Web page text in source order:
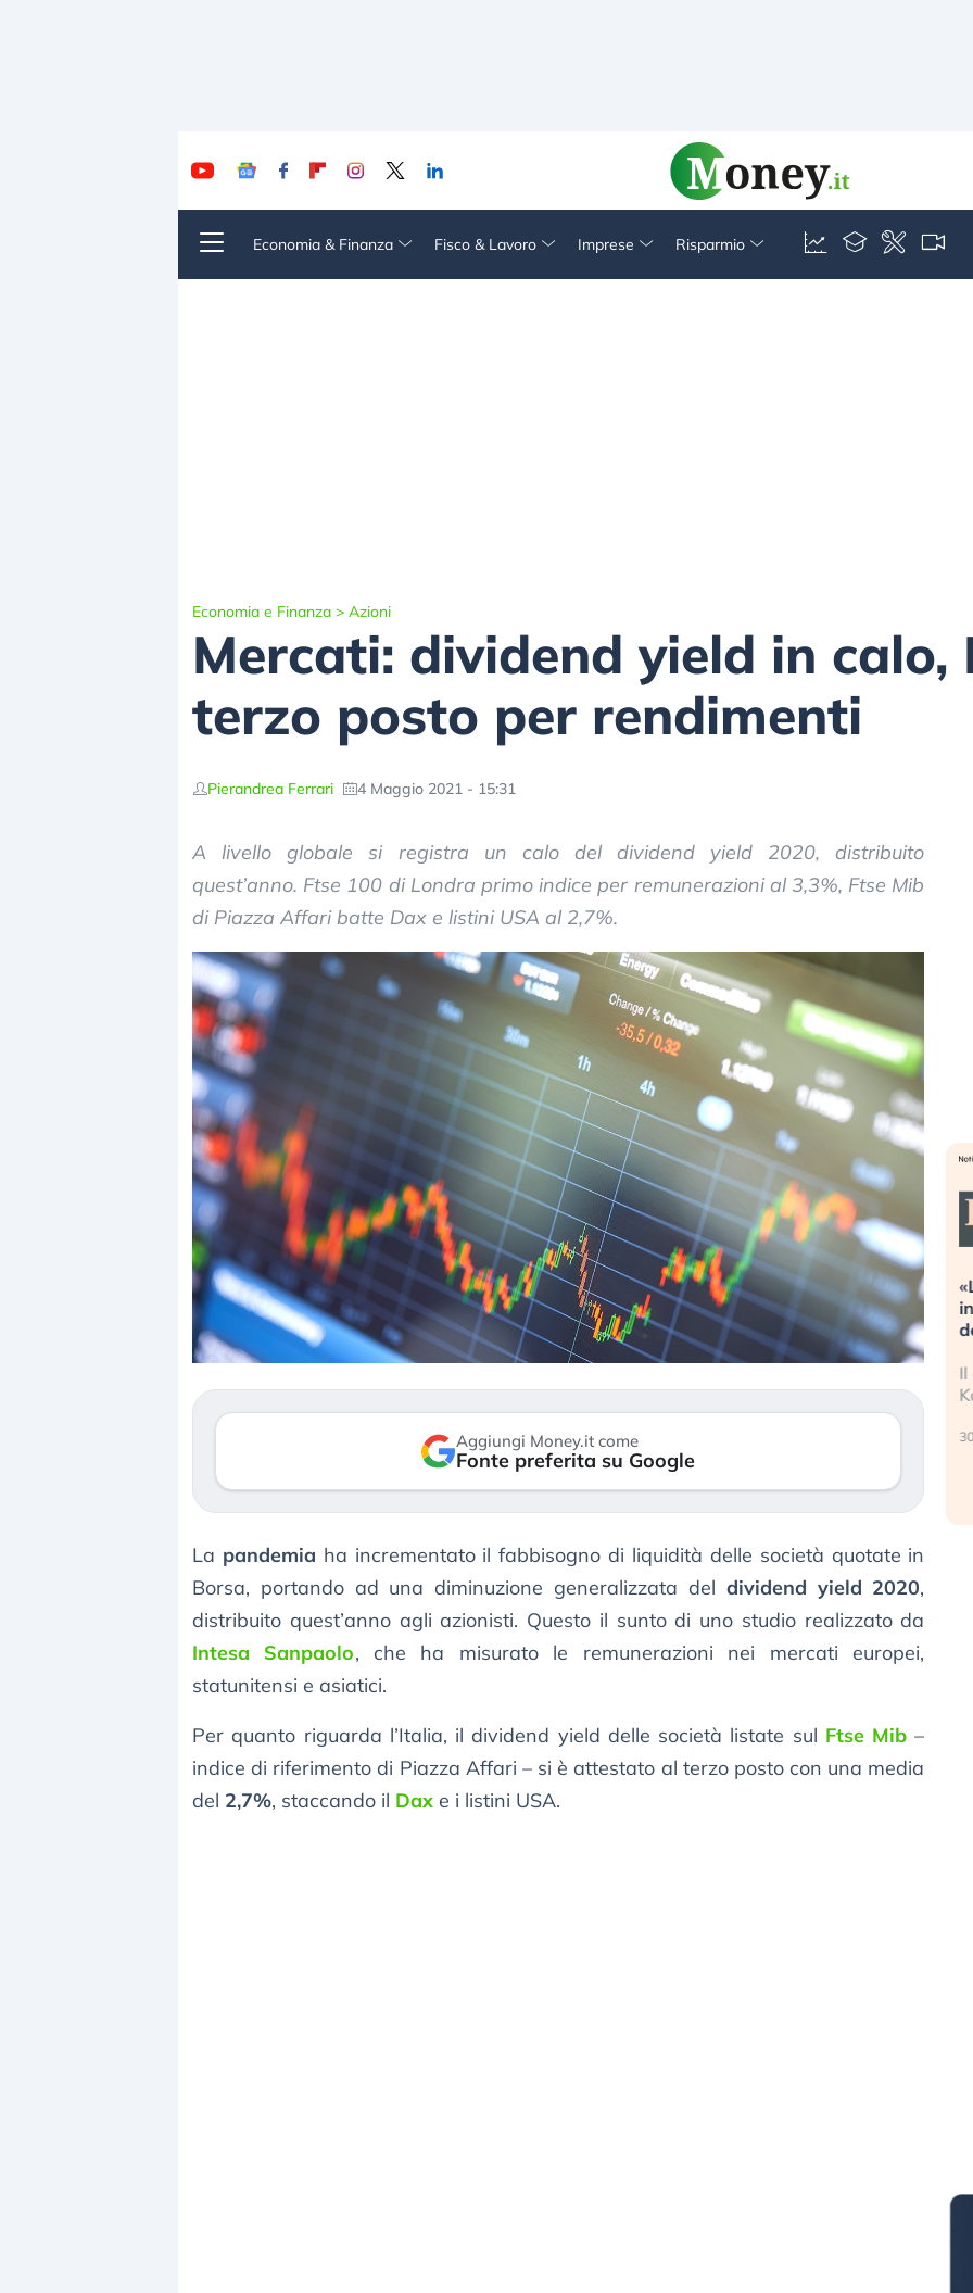
Economia & Finanza Fisco & Lavoro Imprese Risparmio
Economia e Finanza > Azioni
Mercati: dividend yield in calo,
terzo posto per rendimenti
Pierandrea Ferrari 4 Maggio 2021 - 15:31
A livello globale si registra un calo del dividend yield 2020, distribuito
quest’anno. Ftse 100 di Londra primo indice per remunerazioni al 3,3%, Ftse Mib
di Piazza Affari batte Dax e listini USA al 2,7%.
Aggiungi Money.it come
Fonte preferita su Google
La pandemia ha incrementato il fabbisogno di liquidità delle società quotate in
Borsa, portando ad una diminuzione generalizzata del dividend yield 2020,
distribuito quest’anno agli azionisti. Questo il sunto di uno studio realizzato da
Intesa Sanpaolo, che ha misurato le remunerazioni nei mercati europei,
statunitensi e asiatici.
Per quanto riguarda l’Italia, il dividend yield delle società listate sul Ftse Mib –
indice di riferimento di Piazza Affari – si è attestato al terzo posto con una media
del 2,7%, staccando il Dax e i listini USA.
Dalle valutazioni estreme alla
correzione. Cosa sta guidando il
repricing degli asset?
mostrando segni di stanchezza
verso le (…)
3 agosto 2026
«La mia vita è rovinata».
in preda al panico dopo
della bolla AI
Il crollo della bolla AI
Kospi, mentre gli